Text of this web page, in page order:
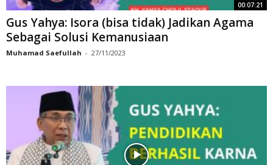
00:07:21
Gus Yahya: Isora (bisa tidak) Jadikan Agama
Sebagai Solusi Kemanusiaan
Muhamad Saefullah - 27/11/2023